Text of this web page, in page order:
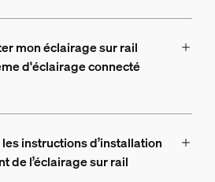
mon éclairage sur rail
d'éclairage connecté
instructions d’installation
de l’éclairage sur rail